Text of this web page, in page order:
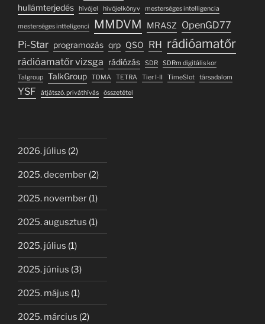
hullámterjedés hívójel hívójelkönyv mesterséges intelligencia
mesterséges intteligenci MMDVM MRASZ
OpenGD77
Pi-Star programozás qrp QSO RH rádióamatőr
rádióamatőr vizsga rádiózás SDR
SDRm digitális kor
Talgroup
TalkGroup TDMA TETRA Tier I-II TimeSlot társadalom
YSF átjátszó. priváthívás összetétel
2026. július (2)
2025. december (2)
2025. november (1)
2025. augusztus (1)
2025. július (1)
2025. június (3)
2025. május (1)
2025. március (2)